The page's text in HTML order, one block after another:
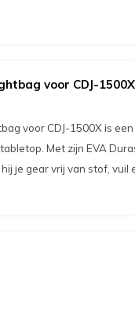
voor CDJ-1500X
voor CDJ-1500X is
Met zijn EVA
je gear vrij van stof, vuil